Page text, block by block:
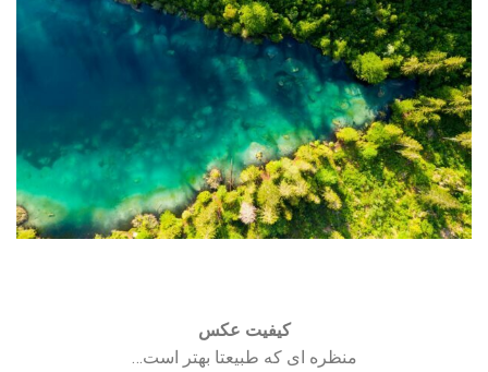
کیفیت عکس
منظره ای که طبیعتا بهتر است…